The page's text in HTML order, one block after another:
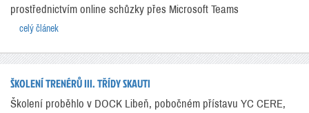
prostřednictvím online schůzky přes Microsoft Teams
celý článek
ŠKOLENÍ TRENÉRŮ III. TŘÍDY SKAUTI
Školení proběhlo v DOCK Libeň, pobočném přístavu YC CERE,